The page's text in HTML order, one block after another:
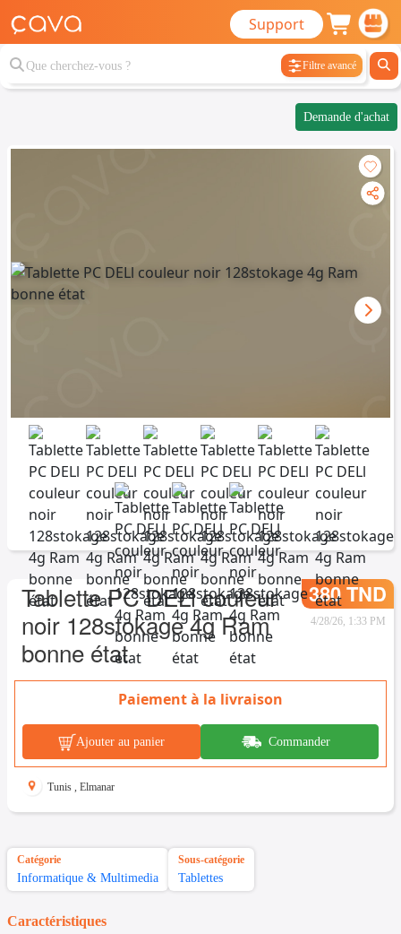
Support
Filtre avancé
Demande d'achat
Tablette PC DELl couleur
noir 128stokage 4g Ram
bonne état
380 TND
4/28/26, 1:33 PM
Paiement à la livraison
Ajouter au panier Commander
Tunis , Elmanar
Catégorie
Informatique & Multimedia
Sous-catégorie
Tablettes
Caractéristiques